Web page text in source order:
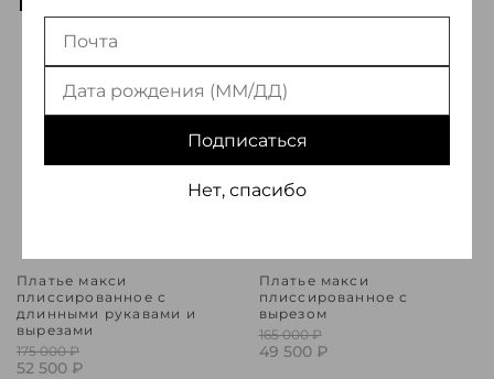
Платье макси
плиссированное с
длинными рукавами и
вырезами
175 000 ₽
52 500 ₽
Платье макси
плиссированное с
вырезом
165 000 ₽
49 500 ₽
Подписаться
Нет, спасибо